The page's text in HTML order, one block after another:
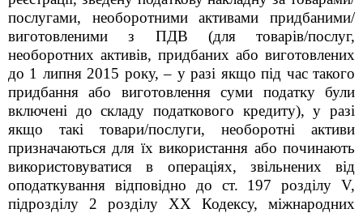
послугами, необоротними активами придбаними/
виготовленими з ПДВ (для товарів/послуг,
необоротних активів, придбаних або виготовлених
до 1 липня 2015 року, – у разі якщо під час такого
придбання або виготовлення суми податку були
включені до складу податкового кредиту), у разі
якщо такі товари/послуги, необоротні активи
призначаються для їх використання або починають
використовуватися в операціях, звільнених від
оподаткування відповідно до ст. 197 розділу V,
підрозділу 2 розділу XX Кодексу, міжнародних